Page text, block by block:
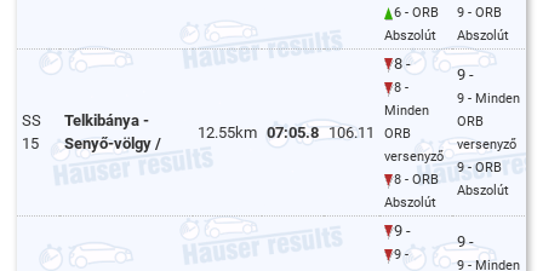
6 - ORB
Abszolút
9 - ORB
Abszolút
SS
15
Telkibánya -
Senyő-völgy /
12.55km 07:05.8 106.11
8 -
8 -
Minden
ORB
versenyző
8 - ORB
Abszolút
9 -
9 - Minden
ORB
versenyző
9 - ORB
Abszolút
9 -
9 -
9 -
9 - Minden